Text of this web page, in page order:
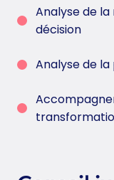
Analyse de
décision
Analyse de